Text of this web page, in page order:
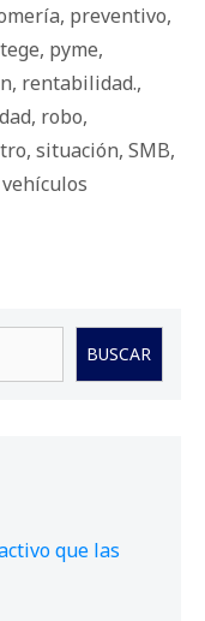
, preventivo,
, pyme,
, rentabilidad.,
, robo,
, situación, SMB,
vehículos
BUSCAR
que las